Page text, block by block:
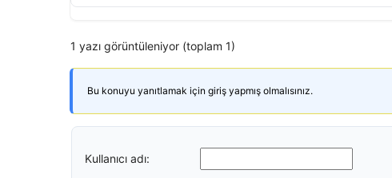
1 yazı görüntüleniyor (toplam 1)
Bu konuyu yanıtlamak için giriş yapmış olmalısınız.
Kullanıcı adı: